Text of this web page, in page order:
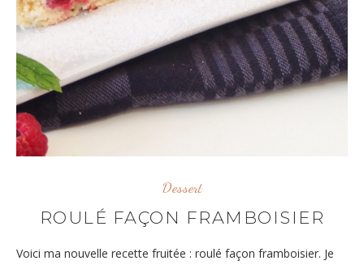
Dessert
ROULÉ FAÇON FRAMBOISIER
Voici ma nouvelle recette fruitée : roulé façon framboisier. Je